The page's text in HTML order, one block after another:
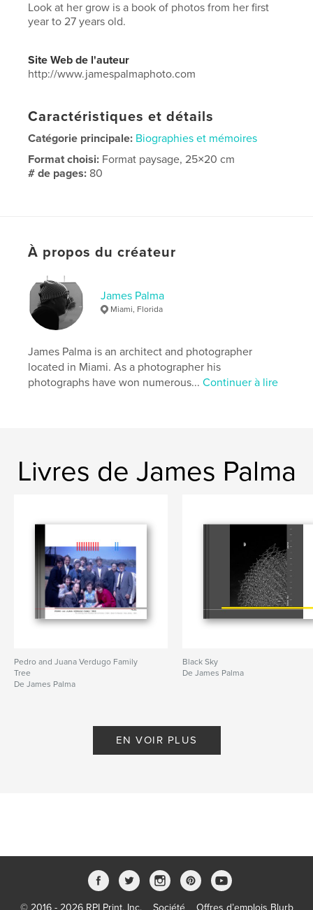
Look at her grow is a book of photos from her first
year to 27 years old.
Site Web de l'auteur
http://www.jamespalmaphoto.com
Caractéristiques et détails
Catégorie principale: Biographies et mémoires
Format choisi: Format paysage, 25×20 cm
# de pages: 80
photo biography , photography
À propos du créateur
James Palma
Miami, Florida
James Palma is an architect and photographer
located in Miami. As a photographer his
photographs have won numerous...Continuer à lire
Livres de James Palma
Pedro and Juana Verdugo Family
Tree
De James Palma
Black Sky
De James Palma
EN VOIR PLUS